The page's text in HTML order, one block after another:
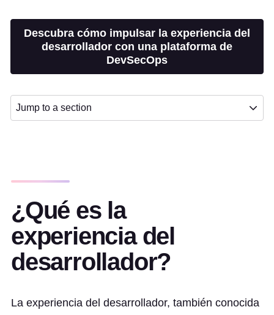
Descubra cómo impulsar la experiencia del
desarrollador con una plataforma de
DevSecOps
Jump to a section
¿Qué es la
experiencia del
desarrollador?
La experiencia del desarrollador, también conocida